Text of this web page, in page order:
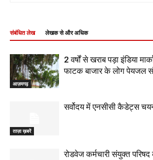
संबंधित लेख लेखक से और अधिक
आज़मगढ़
2 वर्षों से खराब पड़ा इंडिया
फाटक बाजार के लोग पेयजल
ताज़ा ख़बरें
सर्वोदय में एनसीसी कैडेट्स
रोडवेज कर्मचारी संयुक्त